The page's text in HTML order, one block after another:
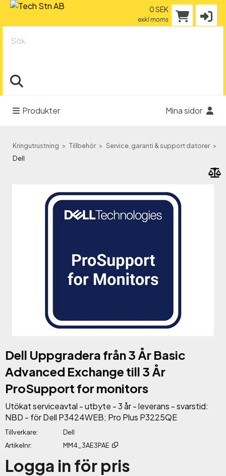
0 SEK
exkl moms
Sök
Produkter Mina sidor
Kringutrustning Tillbehör
Service, garanti & support datorer
Dell
Dell Uppgradera från 3 År Basic
Advanced Exchange till 3 År
ProSupport for monitors
Utökat serviceavtal - utbyte - 3 år - leverans - svarstid:
NBD - för Dell P3424WEB; Pro Plus P3225QE
Tillverkare
Dell
Artikelnr
MM4_3AE3PAE
Logga in för pris